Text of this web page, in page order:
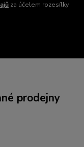
za účelem rozesílky
prodejny